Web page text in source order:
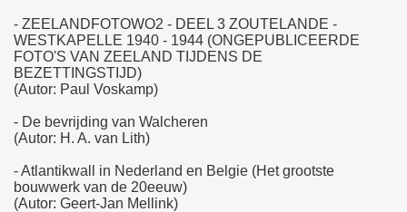
- ZEELANDFOTOWO2 - DEEL 3 ZOUTELANDE -
WESTKAPELLE 1940 - 1944 (ONGEPUBLICEERDE
FOTO'S VAN ZEELAND TIJDENS DE
BEZETTINGSTIJD)
(Autor: Paul Voskamp)
- De bevrijding van Walcheren
(Autor: H. A. van Lith)
- Atlantikwall in Nederland en Belgie (Het grootste
bouwwerk van de 20eeuw)
(Autor: Geert-Jan Mellink)